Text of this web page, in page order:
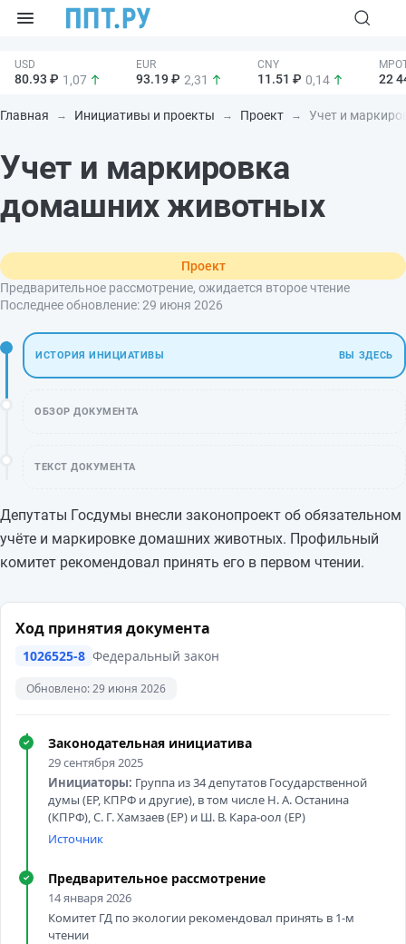
80.93 ₽ 1,07 93.19 ₽ 2,31 11.51 ₽ 0,14 22
Главная Инициативы и проекты Проект Учет и
Учет и маркировка
домашних животных
Проект
Предварительное рассмотрение, ожидается второе чтение
Последнее обновление:29 июня 2026
ИСТОРИЯ ИНИЦИАТИВЫ ВЫ ЗДЕСЬ
ОБЗОР ДОКУМЕНТА
ТЕКСТ ДОКУМЕНТА
Депутаты Госдумы внесли законопроект об обязательном
учёте и маркировке домашних животных. Профильный
комитет рекомендовал принять его в первом чтении.
Ход принятия документа
1026525-8 Федеральный закон
Обновлено: 29 июня 2026
✓ Законодательная инициатива
29 сентября 2025
Инициаторы: Группа из 34 депутатов Государственной
думы (ЕР, КПРФ и другие), в том числе Н. А. Останина
(КПРФ), С. Г. Хамзаев (ЕР) и Ш. В. Кара-оол (ЕР)
Источник
✓ Предварительное рассмотрение
14 января 2026
Комитет ГД по экологии рекомендовал принять в 1-м
чтении